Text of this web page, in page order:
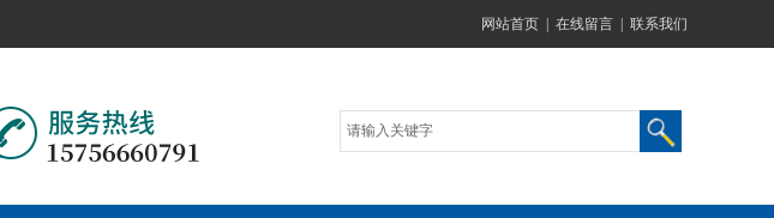
网站首页 在线留言 联系我们